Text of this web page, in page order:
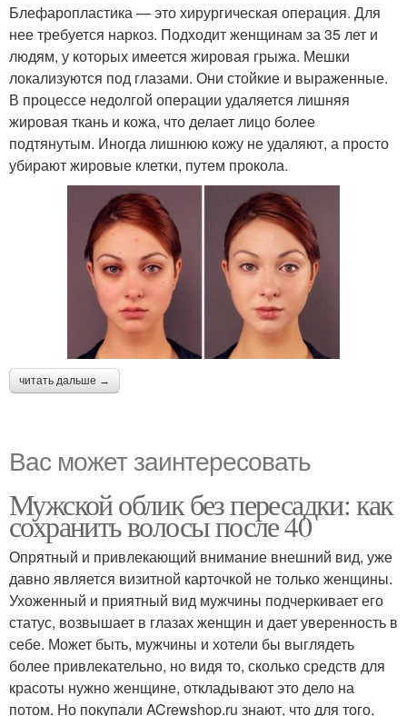
Блефаропластика — это хирургическая операция. Для
нее требуется наркоз. Подходит женщинам за 35 лет и
людям, у которых имеется жировая грыжа. Мешки
локализуются под глазами. Они стойкие и выраженные.
В процессе недолгой операции удаляется лишняя
жировая ткань и кожа, что делает лицо более
подтянутым. Иногда лишнюю кожу не удаляют, а просто
убирают жировые клетки, путем прокола.
читать дальше →
Вас может заинтересовать
Мужской облик без пересадки: как
сохранить волосы после 40
Опрятный и привлекающий внимание внешний вид, уже
давно является визитной карточкой не только женщины.
Ухоженный и приятный вид мужчины подчеркивает его
статус, возвышает в глазах женщин и дает уверенность в
себе. Может быть, мужчины и хотели бы выглядеть
более привлекательно, но видя то, сколько средств для
красоты нужно женщине, откладывают это дело на
потом. Но покупали ACrewshop.ru знают, что для того,